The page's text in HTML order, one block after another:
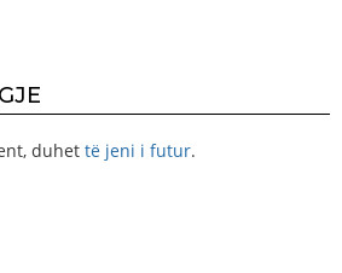
duhet të jeni i futur.